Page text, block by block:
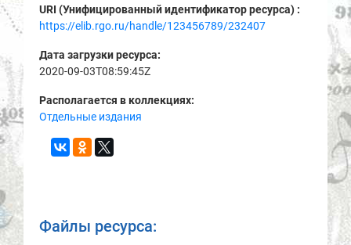
URI (Унифицированный идентификатор ресурса) :
https://elib.rgo.ru/handle/123456789/232407
Дата загрузки ресурса:
2020-09-03T08:59:45Z
Располагается в коллекциях:
Отдельные издания
Файлы ресурса: